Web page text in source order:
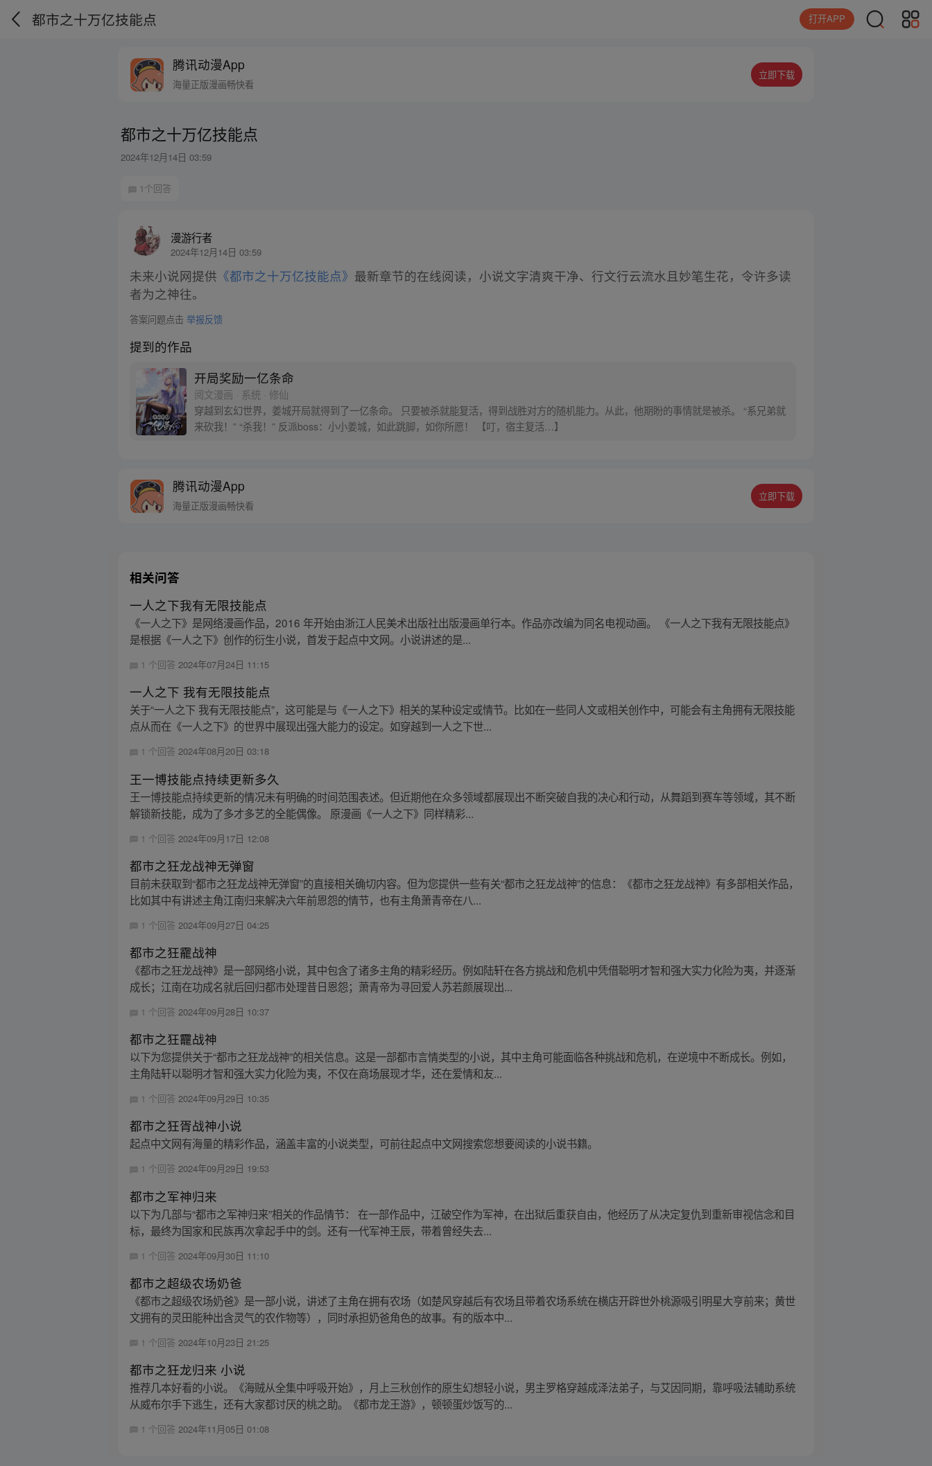
都市之十万亿技能点 打开APP
腾讯动漫App
海量正版漫画畅快看
立即下载
都市之十万亿技能点
2024年12月14日 03:59
1个回答
漫游行者
2024年12月14日 03:59
未来小说网提供 《都市之十万亿技能点》 最新章节的在线阅读，小说文字清爽干净、行文行云流水且妙笔生花，令许多读
者为之神往。
答案问题点击举报反馈
提到的作品
开局奖励一亿条命
阅文漫画 · 系统 · 修仙
穿越到玄幻世界，姜城开局就得到了一亿条命。 只要被杀就能复活，得到战胜对方的随机能力。从此，他期盼的事情就是被杀。 “系兄弟就
来砍我！” “杀我！” 反派boss：小小姜城，如此跳脚，如你所愿！ 【叮，宿主复活…】
腾讯动漫App
海量正版漫画畅快看
立即下载
相关问答
一人之下我有无限技能点
《一人之下》是网络漫画作品，2016 年开始由浙江人民美术出版社出版漫画单行本。作品亦改编为同名电视动画。 《一人之下我有无限技能点》
是根据《一人之下》创作的衍生小说，首发于起点中文网。小说讲述的是...
1 个回答2024年07月24日 11:15
一人之下 我有无限技能点
关于“一人之下 我有无限技能点”，这可能是与《一人之下》相关的某种设定或情节。比如在一些同人文或相关创作中，可能会有主角拥有无限技能
点从而在《一人之下》的世界中展现出强大能力的设定。如穿越到一人之下世...
1 个回答2024年08月20日 03:18
王一博技能点持续更新多久
王一博技能点持续更新的情况未有明确的时间范围表述。但近期他在众多领域都展现出不断突破自我的决心和行动，从舞蹈到赛车等领域，其不断
解锁新技能，成为了多才多艺的全能偶像。 原漫画《一人之下》同样精彩...
1 个回答 2024年09月17日 12:08
都市之狂龙战神无弹窗
目前未获取到“都市之狂龙战神无弹窗”的直接相关确切内容。但为您提供一些有关“都市之狂龙战神”的信息：《都市之狂龙战神》有多部相关作品，
比如其中有讲述主角江南归来解决六年前恩怨的情节，也有主角萧青帝在八...
1 个回答 2024年09月27日 04:25
都市之狂靇战神
《都市之狂龙战神》是一部网络小说，其中包含了诸多主角的精彩经历。例如陆轩在各方挑战和危机中凭借聪明才智和强大实力化险为夷，并逐渐
成长；江南在功成名就后回归都市处理昔日恩怨；萧青帝为寻回爱人苏若颜展现出...
1 个回答2024年09月28日 10:37
都市之狂龗战神
以下为您提供关于“都市之狂龙战神”的相关信息。这是一部都市言情类型的小说，其中主角可能面临各种挑战和危机，在逆境中不断成长。例如，
主角陆轩以聪明才智和强大实力化险为夷，不仅在商场展现才华，还在爱情和友...
1 个回答2024年09月29日 10:35
都市之狂胥战神小说
起点中文网有海量的精彩作品，涵盖丰富的小说类型，可前往起点中文网搜索您想要阅读的小说书籍。
1 个回答2024年09月29日 19:53
都市之军神归来
以下为几部与“都市之军神归来”相关的作品情节： 在一部作品中，江破空作为军神，在出狱后重获自由，他经历了从决定复仇到重新审视信念和目
标，最终为国家和民族再次拿起手中的剑。还有一代军神王辰，带着曾经失去...
1 个回答 2024年09月30日 11:10
都市之超级农场奶爸
《都市之超级农场奶爸》是一部小说，讲述了主角在拥有农场（如楚风穿越后有农场且带着农场系统在横店开辟世外桃源吸引明星大亨前来；黄世
文拥有的灵田能种出含灵气的农作物等），同时承担奶爸角色的故事。有的版本中...
1 个回答 2024年10月23日 21:25
都市之狂龙归来 小说
推荐几本好看的小说。《海贼从全集中呼吸开始》，月上三秋创作的原生幻想轻小说，男主罗格穿越成泽法弟子，与艾因同期，靠呼吸法辅助系统
从威布尔手下逃生，还有大家都讨厌的桃之助。《都市龙王游》，顿顿蛋炒饭写的...
1 个回答2024年11月05日 01:08